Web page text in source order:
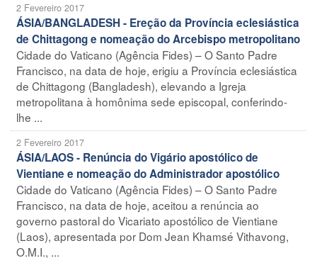
2 Fevereiro 2017
ÁSIA/BANGLADESH - Ereção da Província eclesiástica
de Chittagong e nomeação do Arcebispo metropolitano
Cidade do Vaticano (Agência Fides) – O Santo Padre
Francisco, na data de hoje, erigiu a Província eclesiástica
de Chittagong (Bangladesh), elevando a Igreja
metropolitana à homônima sede episcopal, conferindo-
lhe ...
2 Fevereiro 2017
ÁSIA/LAOS - Renúncia do Vigário apostólico de
Vientiane e nomeação do Administrador apostólico
Cidade do Vaticano (Agência Fides) – O Santo Padre
Francisco, na data de hoje, aceitou a renúncia ao
governo pastoral do Vicariato apostólico de Vientiane
(Laos), apresentada por Dom Jean Khamsé Vithavong,
O.M.I., ...